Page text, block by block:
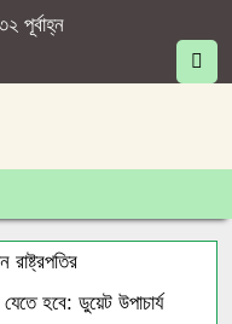
পূর্বাহ্ন
হবে: ডুয়েট উপাচার্য